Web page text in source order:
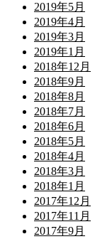
2019年5月
2019年4月
2019年3月
2019年1月
2018年12月
2018年9月
2018年8月
2018年7月
2018年6月
2018年5月
2018年4月
2018年3月
2018年1月
2017年12月
2017年11月
2017年9月